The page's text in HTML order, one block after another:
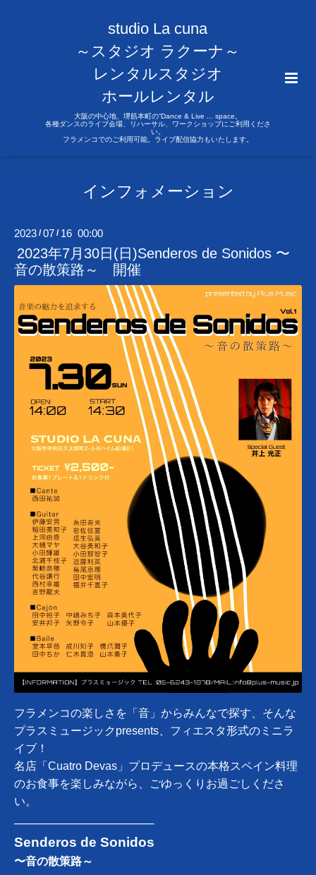
studio La cuna
～スタジオ ラクーナ～
レンタルスタジオ
ホールレンタル
大阪の中心地、堺筋本町の“Dance & Live ... space。
各種ダンスのライブ会場、リハーサル、ワークショップにご利用くださ
い。
フラメンコでのご利用可能。ライブ配信協力もいたします。
インフォメーション
2023 /07 / 16 00:00
2023年7月30日(日)Senderos de Sonidos 〜
音の散策路～ 開催
フラメンコの楽しさを「音」からみんなで探す、そんな
プラスミュージックpresents、フィエスタ形式のミニラ
イブ！
名店「Cuatro Devas」プロデュースの本格スペイン料理
のお食事を楽しみながら、ごゆっくりお過ごしくださ
い。
──────────────────
Senderos de Sonidos
〜音の散策路～